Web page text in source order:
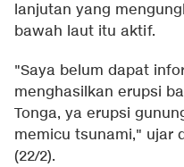
lanjutan yang
bawah laut itu aktif.
"Saya belum dapat
menghasilkan erupsi
Tonga, ya erupsi
memicu tsunami," ujar
(22/2).